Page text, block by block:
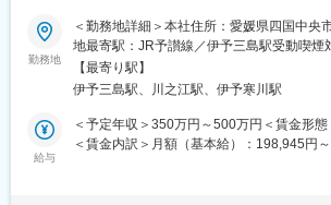
◎大王製紙の直系代理店として、地元愛媛
製紙の製品をより知っていただくことを目
媛県と東京都の事務所を中心に、子会社の
会社の大王製紙等、各主要都市部に生産・
様すべてのニーズに対応可能な環境が整っ
っています。
種類もの商品を扱っています。全国各地の
れた、加工原紙や印刷用紙、ティッシュや
どを、紙加工会社や印刷会社、ドラッグス
口ユーザー等に対し、ルート営業を行って
入れて販売する、だけではなく、新しい商
画・販売にも力をいれています。具体的に
す。
・ルート訪問(既存の得意先に定期訪問し、
勤務地
＜勤務地詳細＞本社住所：愛媛県四国中央
地最寄駅：JR予讃線／伊予三島駅受動喫煙
【最寄り駅】
伊予三島駅、川之江駅、伊予寒川駅
給与
＜予定年収＞350万円～500万円＜賃金形
＜賃金内訳＞月額（基本給）：198,945円